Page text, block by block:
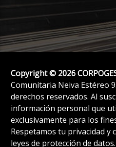
Copyright © 2026
Comunitaria Neiva Estéreo
derechos reservados. Al
información personal que
exclusivamente para los
Respetamos tu privacidad y
leyes de protección de datos.